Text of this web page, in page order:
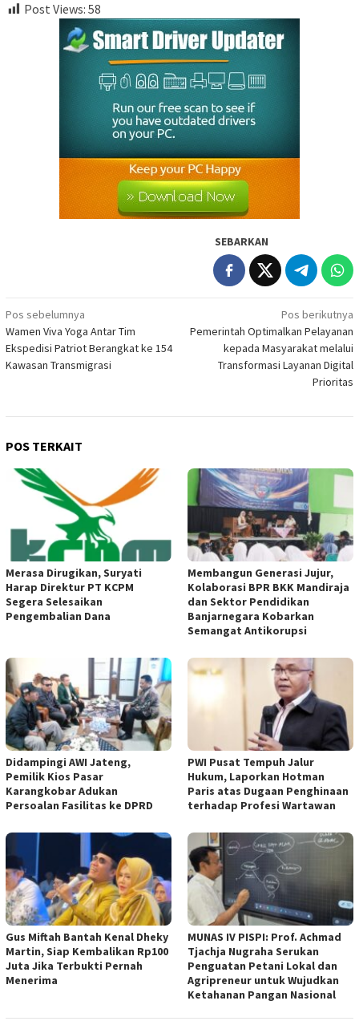
Post Views: 58
SEBARKAN
Navigasi
pos
Pos sebelumnya
Wamen Viva Yoga Antar Tim
Ekspedisi Patriot Berangkat ke 154
Kawasan Transmigrasi
Pos berikutnya
Pemerintah Optimalkan Pelayanan
kepada Masyarakat melalui
Transformasi Layanan Digital
Prioritas
POS TERKAIT
Merasa Dirugikan, Suryati
Harap Direktur PT KCPM
Segera Selesaikan
Pengembalian Dana
Membangun Generasi Jujur,
Kolaborasi BPR BKK Mandiraja
dan Sektor Pendidikan
Banjarnegara Kobarkan
Semangat Antikorupsi
Didampingi AWI Jateng,
Pemilik Kios Pasar
Karangkobar Adukan
Persoalan Fasilitas ke DPRD
PWI Pusat Tempuh Jalur
Hukum, Laporkan Hotman
Paris atas Dugaan Penghinaan
terhadap Profesi Wartawan
Gus Miftah Bantah Kenal Dheky
Martin, Siap Kembalikan Rp100
Juta Jika Terbukti Pernah
Menerima
MUNAS IV PISPI: Prof. Achmad
Tjachja Nugraha Serukan
Penguatan Petani Lokal dan
Agripreneur untuk Wujudkan
Ketahanan Pangan Nasional